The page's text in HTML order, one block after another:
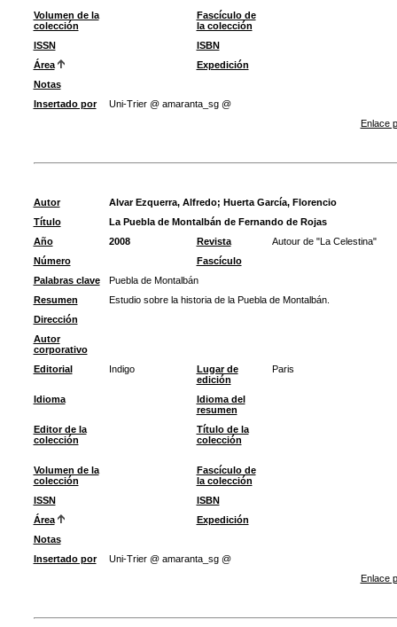
Volumen de la
colección
Fascículo de
la colección
ISSN
ISBN
Área
Expedición
Notas
Insertado por
Uni-Trier @ amaranta_sg @
Enlace
Autor Alvar Ezquerra, Alfredo; Huerta García, Florencio
Título
La Puebla de Montalbán de Fernando de Rojas
Año
2008 Revista
Autour de "La Celestina"
Número
Fascículo
Palabras clave
Puebla de Montalbán
Resumen
Estudio sobre la historia de la Puebla de Montalbán.
Dirección
Autor
corporativo
Editorial
Indigo
Lugar de
edición
Paris
Idioma
Idioma del
resumen
Editor de la
colección
Título de la
colección
Volumen de la
colección
Fascículo de
la colección
ISSN
ISBN
Área
Expedición
Notas
Insertado por
Uni-Trier @ amaranta_sg @
Enlace